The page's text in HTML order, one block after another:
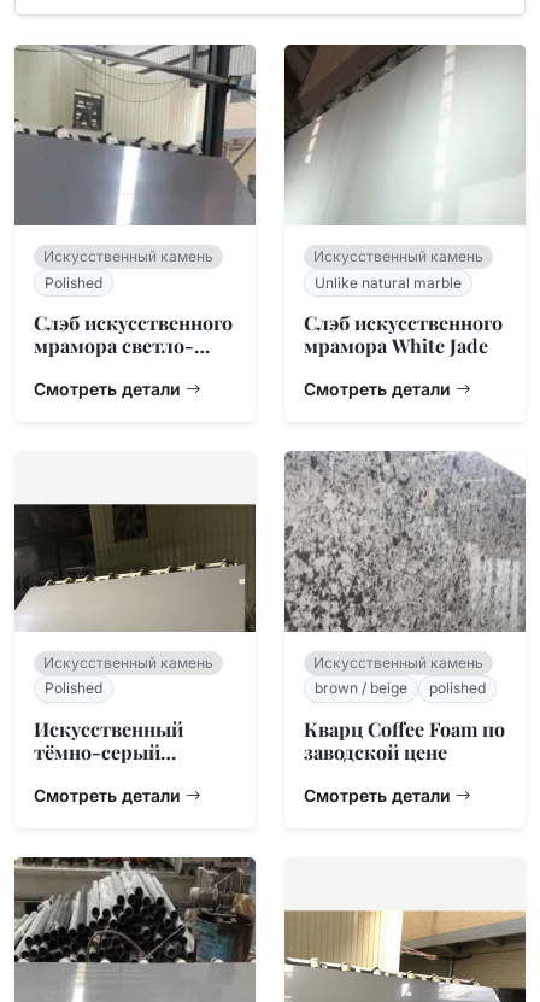
Искусственный камень
Polished
Слэб искусственного
мрамора светло-
Смотреть детали
Искусственный камень
Unlike natural marble
Слэб искусственного
мрамора White Jade
Смотреть детали
Искусственный камень
Polished
Искусственный
тёмно-серый
Смотреть детали
Искусственный камень
brown / beige
polished
Кварц Coffee Foam по
заводской цене
Смотреть детали